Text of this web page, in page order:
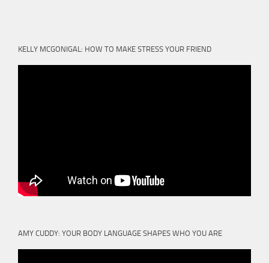
KELLY MCGONIGAL: HOW TO MAKE STRESS YOUR FRIEND
AMY CUDDY: YOUR BODY LANGUAGE SHAPES WHO YOU ARE